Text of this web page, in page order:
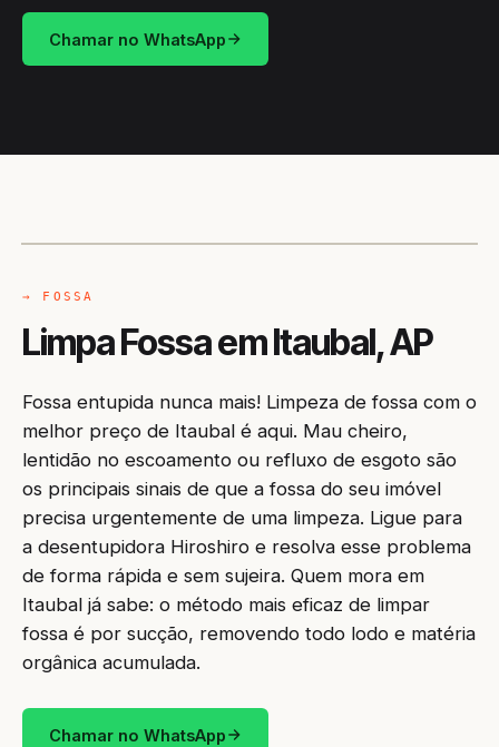
Chamar no WhatsApp
→ FOSSA
Limpa Fossa em Itaubal, AP
Fossa entupida nunca mais! Limpeza de fossa com o
melhor preço de Itaubal é aqui. Mau cheiro,
lentidão no escoamento ou refluxo de esgoto são
os principais sinais de que a fossa do seu imóvel
precisa urgentemente de uma limpeza. Ligue para
a desentupidora Hiroshiro e resolva esse problema
de forma rápida e sem sujeira. Quem mora em
Itaubal já sabe: o método mais eficaz de limpar
fossa é por sucção, removendo todo lodo e matéria
orgânica acumulada.
Chamar no WhatsApp